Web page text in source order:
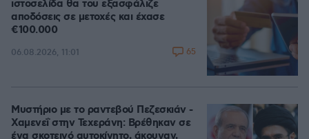
ιστοσελίδα θα του εξασφάλιζε
αποδόσεις σε μετοχές και έχασε
€100.000
06.08.2026, 11:01 65
Μυστήριο με το ραντεβού Πεζεσκιάν -
Χαμενεΐ στην Τεχεράνη: Βρέθηκαν σε